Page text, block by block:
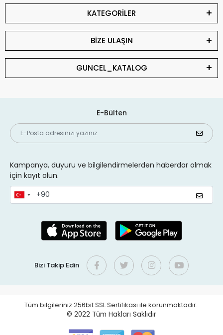
KATEGORİLER
BİZE ULAŞIN
GUNCEL_KATALOG
E-Bülten
Kampanya, duyuru ve bilgilendirmelerden haberdar olmak
için kayıt olun.
Bizi Takip Edin
Tüm bilgileriniz 256bit SSL Sertifikası ile korunmaktadır.
© 2022 Tüm Hakları Saklıdır